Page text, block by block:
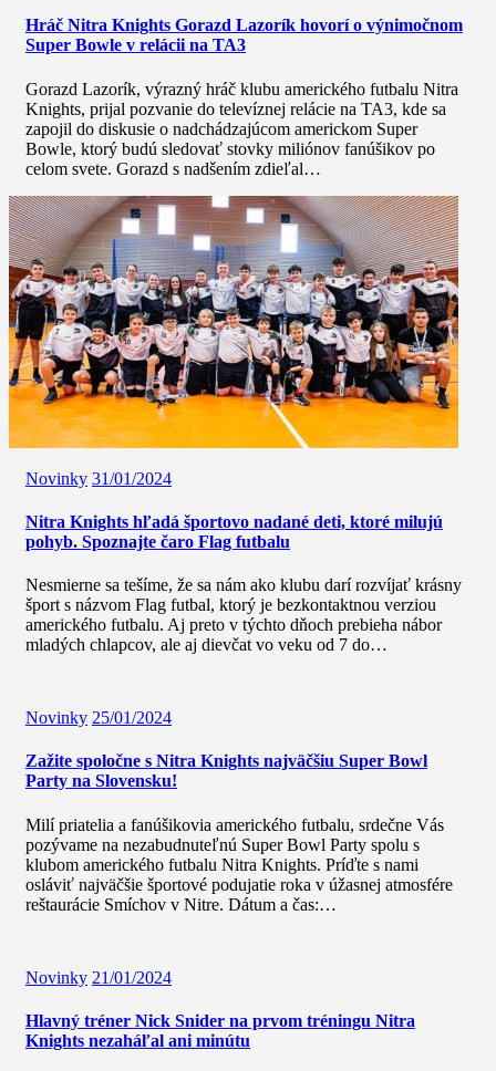
Hráč Nitra Knights Gorazd Lazorík hovorí o výnimočnom
Super Bowle v relácii na TA3
Gorazd Lazorík, výrazný hráč klubu amerického futbalu Nitra
Knights, prijal pozvanie do televíznej relácie na TA3, kde sa
zapojil do diskusie o nadchádzajúcom americkom Super
Bowle, ktorý budú sledovať stovky miliónov fanúšikov po
celom svete. Gorazd s nadšením zdieľal…
Novinky 31/01/2024
Nitra Knights hľadá športovo nadané deti, ktoré milujú
pohyb. Spoznajte čaro Flag futbalu
Nesmierne sa tešíme, že sa nám ako klubu darí rozvíjať krásny
šport s názvom Flag futbal, ktorý je bezkontaktnou verziou
amerického futbalu. Aj preto v týchto dňoch prebieha nábor
mladých chlapcov, ale aj dievčat vo veku od 7 do…
Novinky 25/01/2024
Zažite spoločne s Nitra Knights najväčšiu Super Bowl
Party na Slovensku!
Milí priatelia a fanúšikovia amerického futbalu, srdečne Vás
pozývame na nezabudnuteľnú Super Bowl Party spolu s
klubom amerického futbalu Nitra Knights. Príďte s nami
osláviť najväčšie športové podujatie roka v úžasnej atmosfére
reštaurácie Smíchov v Nitre. Dátum a čas:…
Novinky 21/01/2024
Hlavný tréner Nick Snider na prvom tréningu Nitra
Knights nezaháľal ani minútu